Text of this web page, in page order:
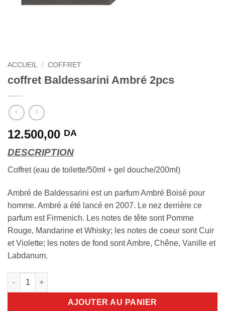
ACCUEIL / COFFRET
coffret Baldessarini Ambré 2pcs
12.500,00 DA
DESCRIPTION
Coffret (eau de toilette/50ml + gel douche/200ml)
Ambré de Baldessarini est un parfum Ambré Boisé pour
homme. Ambré a été lancé en 2007. Le nez derrière ce
parfum est Firmenich. Les notes de tête sont Pomme
Rouge, Mandarine et Whisky; les notes de coeur sont Cuir
et Violette; les notes de fond sont Ambre, Chêne, Vanille et
Labdanum.
quantité de coffret Baldessarini Ambré 2pcs
AJOUTER AU PANIER